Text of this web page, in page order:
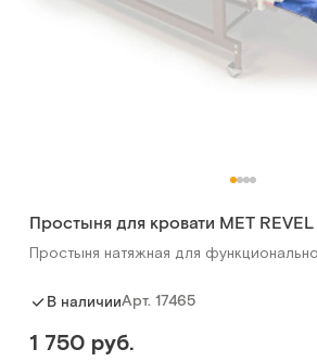
Простыня для кровати MET
Простыня натяжная для
В наличииАрт. 17465
1 750 руб.